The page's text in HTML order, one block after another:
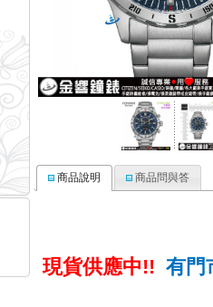
商品說明 商品問與答
現貨供應中!! 有門